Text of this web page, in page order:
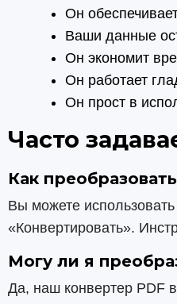
Он
Ваши данные
Он экономит
Он работает
Он прост в
Часто
Как
Вы можете
«Конвертировать».
Могу ли я
Да, наш конвертер PDF